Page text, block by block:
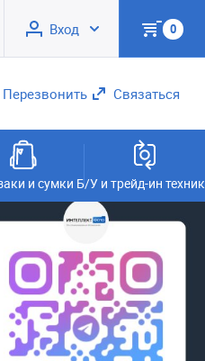
Вход 0
Перезвонить Связаться
и сумки Б/У и трейд-ин